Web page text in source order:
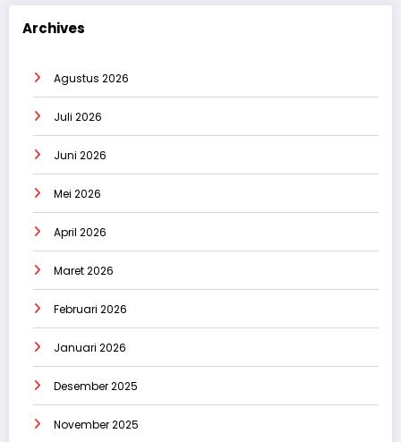
Archives
Agustus 2026
Juli 2026
Juni 2026
Mei 2026
April 2026
Maret 2026
Februari 2026
Januari 2026
Desember 2025
November 2025